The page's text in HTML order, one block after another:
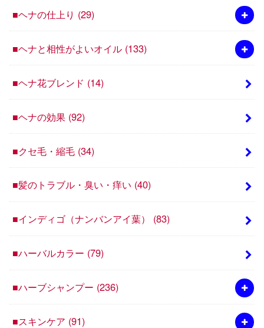
■ヘナの仕上り (29)
■ヘナと相性がよいオイル (133)
■ヘナ花ブレンド (14)
■ヘナの効果 (92)
■クセ毛・縮毛 (34)
■髪のトラブル・臭い・痒い (40)
■インディゴ（ナンバンアイ葉） (83)
■ハーバルカラー (79)
■ハーブシャンプー (236)
■スキンケア (91)